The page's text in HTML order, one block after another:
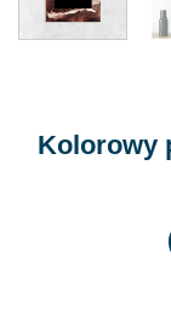
Kolorowy